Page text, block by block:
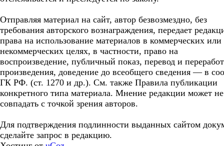
Отправляя материал на сайт, автор безвозмездно, без
требования авторского вознаграждения, передает
права на использование материалов в коммерческих или
некоммерческих целях, в частности, право на
воспроизведение, публичный показ, перевод и
произведения, доведение до всеобщего сведения — в
ГК РФ. (ст. 1270 и др.). См. также Правила публикации
конкретного типа материала. Мнение редакции может не
совпадать с точкой зрения авторов.
Для подтверждения подлинности выданных сайтом
сделайте запрос в редакцию.